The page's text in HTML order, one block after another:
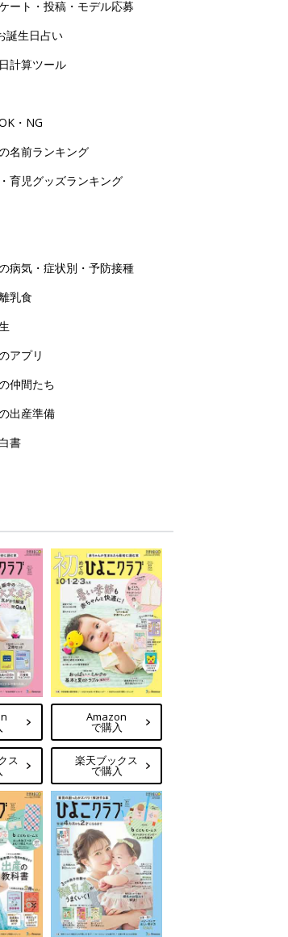
ート・投稿・モデル応募
誕生日占い
計算ツール
・NG
名前ランキング
育児グッズランキング
病気・症状別・予防接種
乳食
アプリ
仲間たち
出産準備
書
ス
Amazon
で購入
楽天ブックス
で購入